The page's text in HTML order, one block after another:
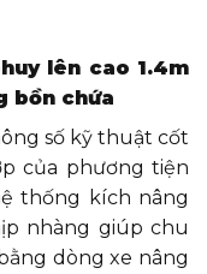
lên cao 1.4m
bồn chứa
số kỹ thuật cốt
của phương tiện
thống kích nâng
nhàng giúp chu
dòng xe nâng